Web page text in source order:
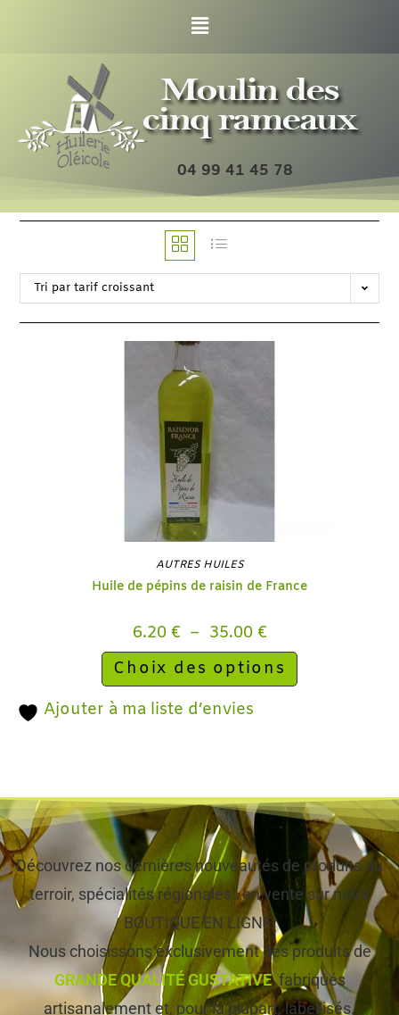
04 99 41 45 78
Tri par tarif croissant
AUTRES HUILES
Huile de pépins de raisin de France
6.20 € – 35.00 €
Choix des options
Ajouter à ma liste d’envies
Découvrez nos dernières nouveautés de produits du
terroir, spécialités régionales…en vente sur notre
BOUTIQUE EN LIGNE!
Nous choisissons exclusivement des produits de
GRANDE QUALITÉ GUSTATIVE, fabriqués
artisanalement et, pour la plupart, labellisés.